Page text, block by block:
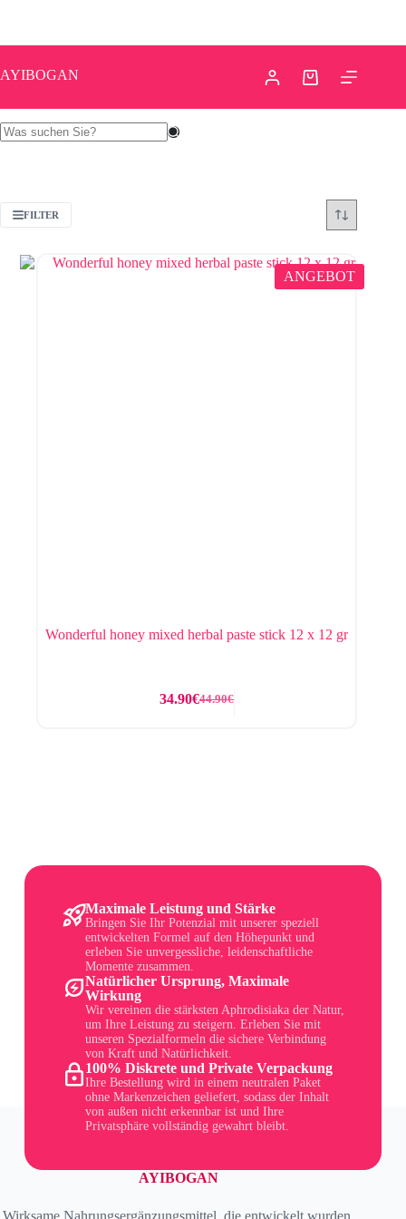
AYIBOGAN
FILTER
ANGEBOT
Wonderful honey mixed herbal paste stick 12 x 12 gr
44.90€
34.90€
Maximale Leistung und Stärke
Bringen Sie Ihr Potenzial mit unserer speziell
entwickelten Formel auf den Höhepunkt und
erleben Sie unvergessliche, leidenschaftliche
Momente zusammen.
Natürlicher Ursprung, Maximale
Wirkung
Wir vereinen die stärksten Aphrodisiaka der Natur,
um Ihre Leistung zu steigern. Erleben Sie mit
unseren Spezialformeln die sichere Verbindung
von Kraft und Natürlichkeit.
100% Diskrete und Private Verpackung
Ihre Bestellung wird in einem neutralen Paket
ohne Markenzeichen geliefert, sodass der Inhalt
von außen nicht erkennbar ist und Ihre
Privatsphäre vollständig gewahrt bleibt.
AYIBOGAN
Wirksame Nahrungsergänzungsmittel, die entwickelt wurden,